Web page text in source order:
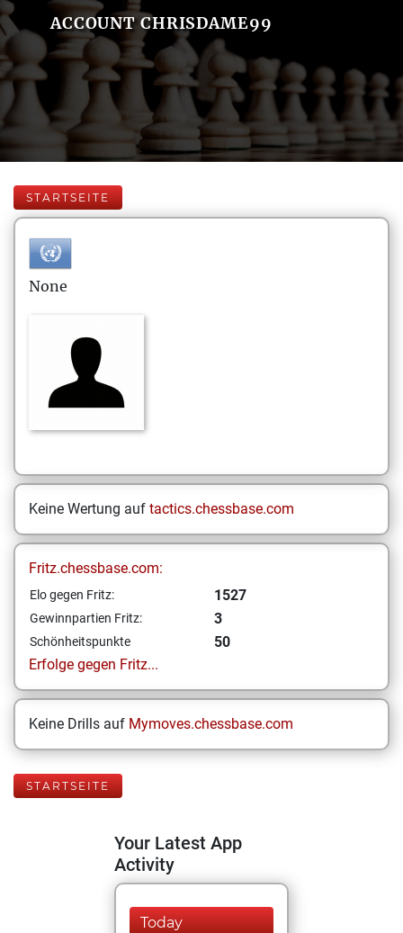
ACCOUNT CHRISDAME99
STARTSEITE
None
Keine Wertung auf tactics.chessbase.com
Fritz.chessbase.com:
Elo gegen Fritz: 1527
Gewinnpartien Fritz: 3
Schönheitspunkte
50
Erfolge gegen Fritz...
Keine Drills auf Mymoves.chessbase.com
STARTSEITE
Your Latest App
Activity
Today